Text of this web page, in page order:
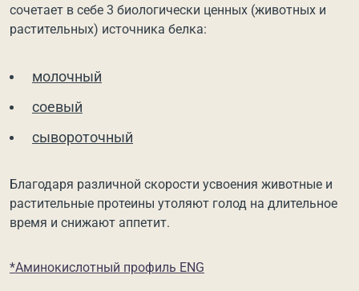
сочетает в себе 3 биологически ценных (животных и
растительных) источника белка:
молочный
соевый
сывороточный
Благодаря различной скорости усвоения животные и
растительные протеины утоляют голод на длительное
время и снижают аппетит.
*Аминокислотный профиль ENG